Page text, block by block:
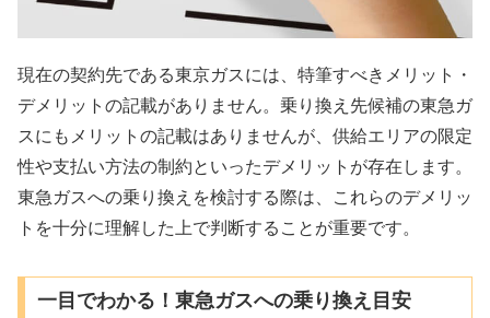
現在の契約先である東京ガスには、特筆すべきメリット・
デメリットの記載がありません。乗り換え先候補の東急ガ
スにもメリットの記載はありませんが、供給エリアの限定
性や支払い方法の制約といったデメリットが存在します。
東急ガスへの乗り換えを検討する際は、これらのデメリッ
トを十分に理解した上で判断することが重要です。
一目でわかる！東急ガスへの乗り換え目安